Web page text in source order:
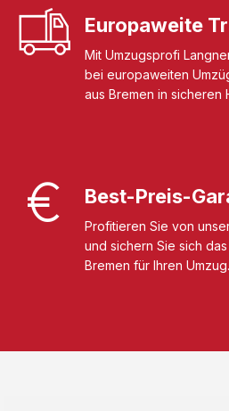
Europaweite
Mit Umzugsprofi
bei europaweiten
aus Bremen in sicheren
Best-Preis-
Profitieren Sie von
und sichern Sie sich
Bremen für Ihren Umzug.